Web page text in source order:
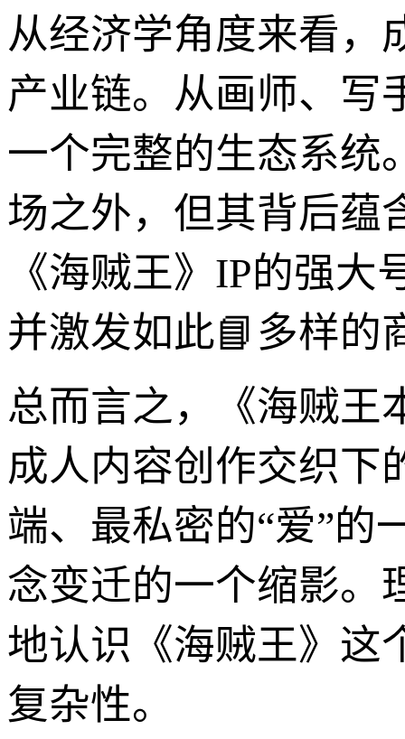
从经济学角度来看，
产业链。从画师、写
一个完整的生态系统
场之外，但其背后蕴
《海贼王》IP的强
并激发如此📘多样的
总而言之，《海贼王
成人内容创作交织下
端、最私密的“爱”的
念变迁的一个缩影。
地认识《海贼王》这
复杂性。